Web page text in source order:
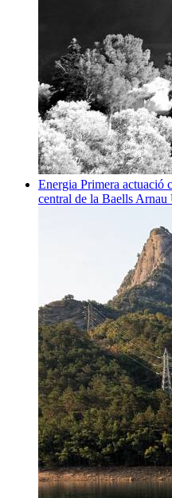
Energia Primera actuació
central de la Baells Arnau